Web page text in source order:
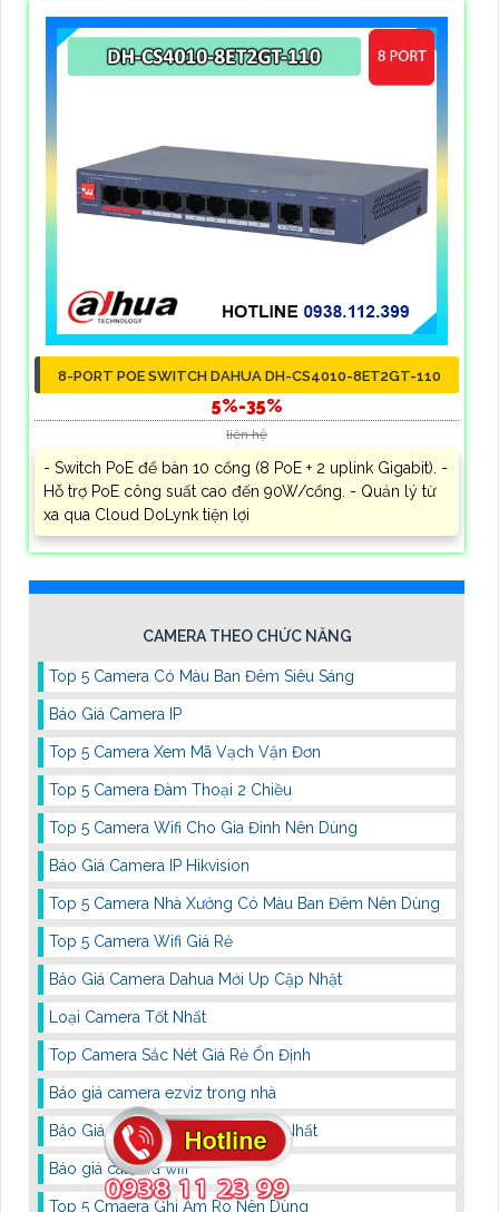
8-PORT POE SWITCH DAHUA DH-CS4010-8ET2GT-110
5%-35%
liên hệ
- Switch PoE để bàn 10 cổng (8 PoE + 2 uplink Gigabit). -
Hỗ trợ PoE công suất cao đến 90W/cổng. - Quản lý từ
xa qua Cloud DoLynk tiện lợi
CAMERA THEO CHỨC NĂNG
Top 5 Camera Có Màu Ban Đêm Siêu Sáng
Báo Giá Camera IP
Top 5 Camera Xem Mã Vạch Vận Đơn
Top 5 Camera Đàm Thoại 2 Chiều
Top 5 Camera Wifi Cho Gia Đình Nên Dùng
Báo Giá Camera IP Hikvision
Top 5 Camera Nhà Xưởng Có Màu Ban Đêm Nên Dùng
Top 5 Camera Wifi Giá Rẻ
Báo Giá Camera Dahua Mới Up Cập Nhật
Loại Camera Tốt Nhất
Top Camera Sắc Nét Giá Rẻ Ổn Định
Báo giá camera ezviz trong nhà
Báo Giá Camera IP Hikvision Mới Nhất
Báo giá camera wifi
Top 5 Cmaera Ghi Âm Rõ Nên Dùng